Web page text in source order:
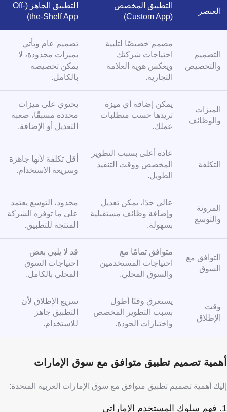
العنصر
التطبيق المخصص
(Custom App)
التطبيق الجاهز (Off-
the-Shelf App)
التصميم
والتخصيص
مصمم خصيصًا لتلبية
احتياجات شركتك
ويعكس هوية العلامة
التجارية.
تصميم عام ويأتي
بميزات محدودة، لا
يمكن تخصيصه
بالكامل.
الميزات
والوظائف
يمكن إضافة أي ميزة
تريدها حسب متطلبات
عملك.
يحتوي على ميزات
محددة مسبقًا، صعبة
التعديل أو الإضافة.
التكلفة
عادة أعلى بسبب التطوير
المخصص ووقت التنفيذ
الطويل.
أقل تكلفة لأنها جاهزة
وسريعة الاستخدام.
المرونة
والتوسع
عالي جدًا، يمكن تعديل
وإضافة وظائف مستقبلية
بسهولة.
محدود، التوسع يعتمد
على ما توفره الشركة
المنتجة للتطبيق.
التوافق مع
السوق
متوافق تمامًا مع
احتياجات المستخدمين
والسوق المحلي.
قد لا يلبي بعض
احتياجات السوق
المحلي بالكامل.
وقت
الإطلاق
يستغرق وقتًا أطول
بسبب التطوير المخصص
واختبارات الجودة.
سريع الإطلاق لأن
التطبيق جاهز
للاستخدام.
أهمية تصميم تطبيق متوافق مع سوق الإمارات
إليك أهمية تصميم تطبيق متوافق مع سوق الإمارات العربية المتحدة:
1. فهم سلوك المستخدم الإماراتي